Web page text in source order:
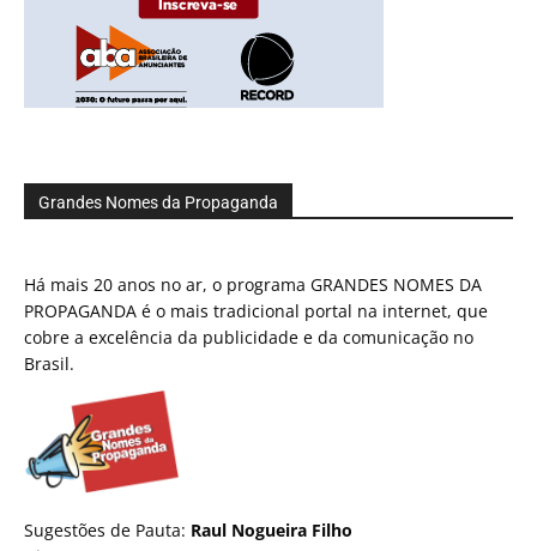
Grandes Nomes da Propaganda
Há mais 20 anos no ar, o programa GRANDES NOMES DA
PROPAGANDA é o mais tradicional portal na internet, que
cobre a excelência da publicidade e da comunicação no
Brasil.
Sugestões de Pauta: Raul Nogueira Filho